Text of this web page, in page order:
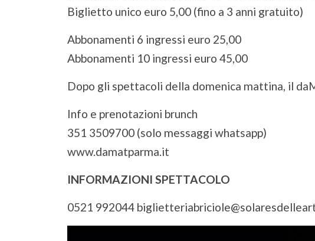
Biglietto unico euro 5,00 (fino a 3 anni gratuito)
Abbonamenti 6 ingressi euro 25,00
Abbonamenti 10 ingressi euro 45,00
Dopo gli spettacoli della domenica mattina, il
Info e prenotazioni brunch
351 3509700 (solo messaggi whatsapp)
www.damatparma.it
INFORMAZIONI SPETTACOLO
0521 992044